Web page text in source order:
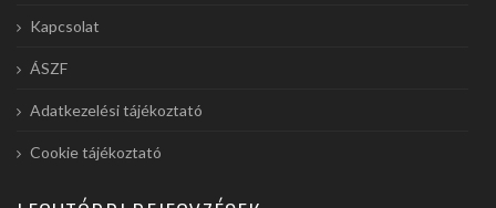
Kapcsolat
ÁSZF
Adatkezelési tájékoztató
Cookie tájékoztató